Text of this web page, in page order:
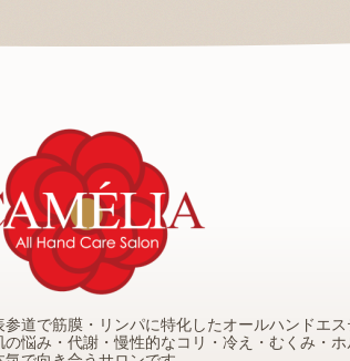
で筋膜・リンパに特化したオールハンドエス
悩み・代謝・慢性的なコリ・冷え・むくみ・